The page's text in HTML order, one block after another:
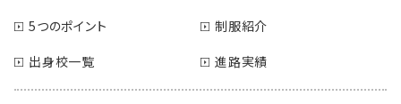
5つのポイント
制服紹介
出身校一覧
進路実績